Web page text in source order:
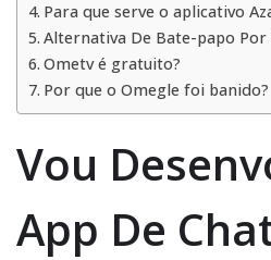
Para que serve o aplicativo
Alternativa De Bate-papo
Ometv é gratuito?
Por que o Omegle foi banido?
Vou
App De